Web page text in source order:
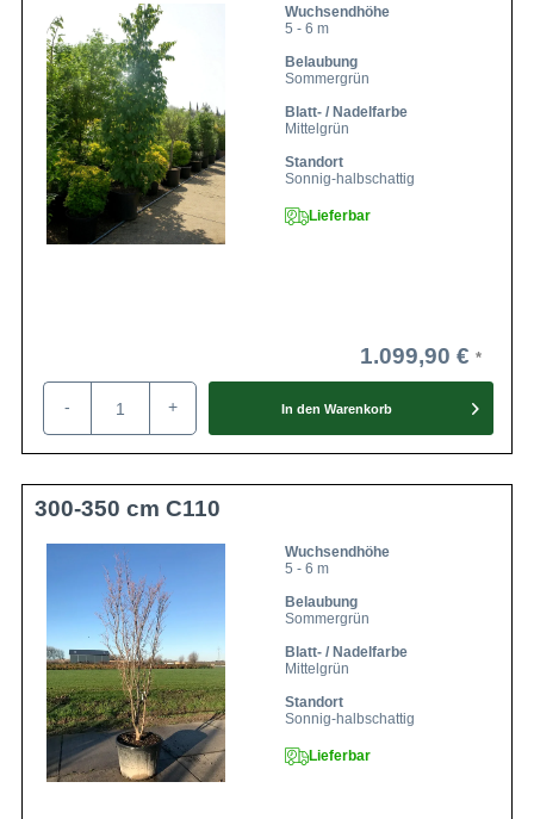
Wuchsendhöhe
5 - 6 m
Belaubung
Sommergrün
Blatt- / Nadelfarbe
Mittelgrün
Standort
Sonnig-halbschattig
Lieferbar
1.099,90 €
- + In den Warenkorb
300-350 cm C110
Wuchsendhöhe
5 - 6 m
Belaubung
Sommergrün
Blatt- / Nadelfarbe
Mittelgrün
Standort
Sonnig-halbschattig
Lieferbar